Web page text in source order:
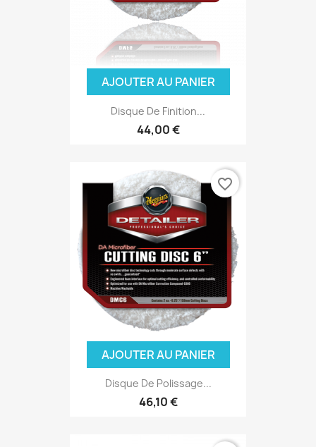
AJOUTER AU PANIER
Disque De Finition...
44,00 €
AJOUTER AU PANIER
Disque De Polissage...
46,10 €
favorite_border